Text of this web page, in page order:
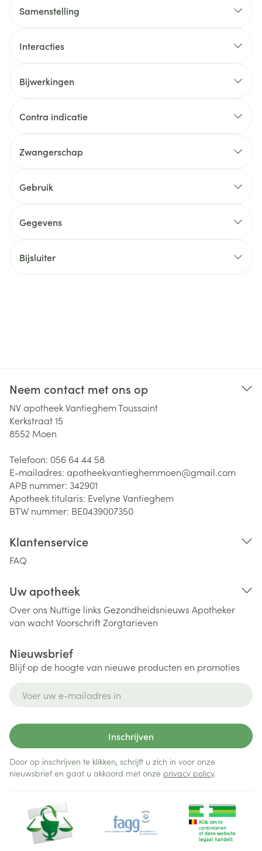
Samenstelling
Interacties
Bijwerkingen
Contra indicatie
Zwangerschap
Gebruik
Gegevens
Bijsluiter
Neem contact met ons op
NV apotheek Vantieghem Toussaint
Kerkstraat 15
8552 Moen
Telefoon: 056 64 44 58
E-mailadres: apotheekvantieghemmoen@gmail.com
APB nummer: 342901
Apotheek titularis: Evelyne Vantieghem
BTW nummer: BE0439007350
Klantenservice
FAQ
Uw apotheek
Over ons Nuttige links Gezondheidsnieuws Apotheker
van wachtVoorschriftZorgtarieven
Nieuwsbrief
Blijf op de hoogte van nieuwe producten en promoties
Inschrijven
Door op inschrijven te klikken, schrijft u zich in voor onze
nieuwsbrief en gaat u akkoord met onze privacy policy.